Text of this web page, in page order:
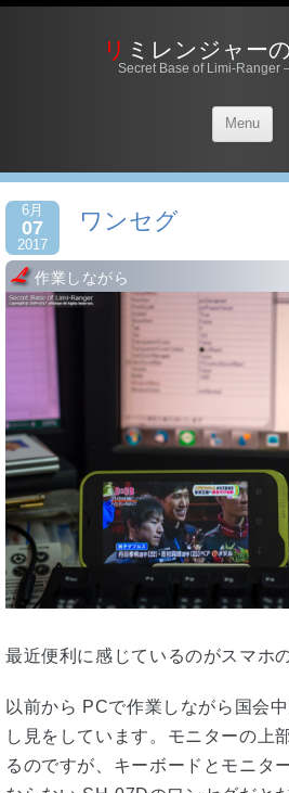
リミレンジャー
Secret Base of Limi-Ranger
Menu
6月
07
2017
ワンセグ
作業しながら
最近便利に感じているのがスマホ
以前から PCで作業しながら国会
し見をしています。モニターの上
るのですが、キーボードとモニタ